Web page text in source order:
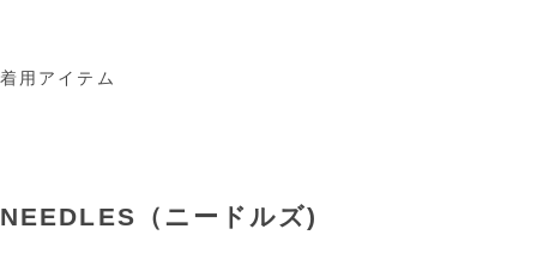
着用アイテム
NEEDLES（ニードルズ)